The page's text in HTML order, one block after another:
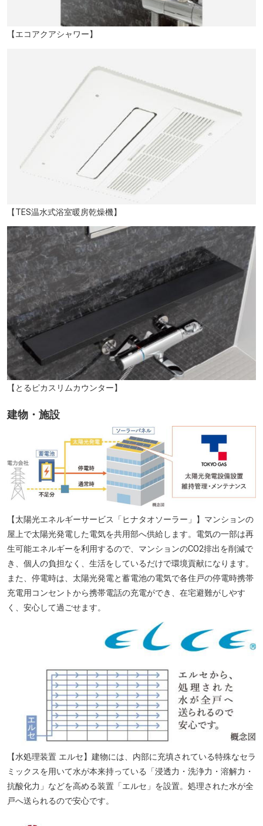
【エコアクアシャワー】
【TES温水式浴室暖房乾燥機】
【とるピカスリムカウンター】
建物・施設
【太陽光エネルギーサービス「ヒナタオソーラー」】マンションの
屋上で太陽光発電した電気を共用部へ供給します。電気の一部は再
生可能エネルギーを利用するので、マンションのCO2排出を削減で
き、個人の負担なく、生活をしているだけで環境貢献になります。
また、停電時は、太陽光発電と蓄電池の電気で各住戸の停電時携帯
充電用コンセントから携帯電話の充電ができ、在宅避難がしやす
く、安心して過ごせます。
【水処理装置 エルセ】建物には、内部に充填されている特殊なセラ
ミックスを用いて水が本来持っている「浸透力・洗浄力・溶解力・
抗酸化力」などを高める装置「エルセ」を設置。処理された水が全
戸へ送られるので安心です。